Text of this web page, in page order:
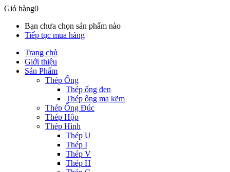
Giỏ hàng0
Bạn chưa chọn sản phẩm nào
Tiếp tục mua hàng
Trang chủ
Giới thiệu
Sản Phẩm
Thép Ống
Thép ống đen
Thép ống mạ kẽm
Thép Ống Đúc
Thép Hộp
Thép Hình
Thép U
Thép I
Thép V
Thép H